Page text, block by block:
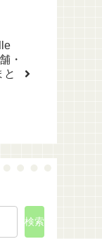
・
と
検索